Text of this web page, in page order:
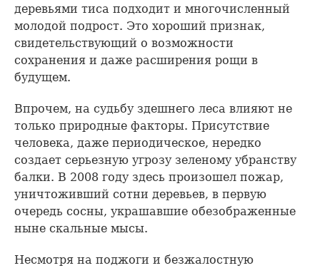
деревьями тиса подходит и многочисленный
молодой подрост. Это хороший признак,
свидетельствующий о возможности
сохранения и даже расширения рощи в
будущем.
Впрочем, на судьбу здешнего леса влияют не
только природные факторы. Присутствие
человека, даже периодическое, нередко
создает серьезную угрозу зеленому убранству
балки. В 2008 году здесь произошел пожар,
уничтоживший сотни деревьев, в первую
очередь сосны, украшавшие обезображенные
ныне скальные мысы.
Несмотря на поджоги и безжалостную